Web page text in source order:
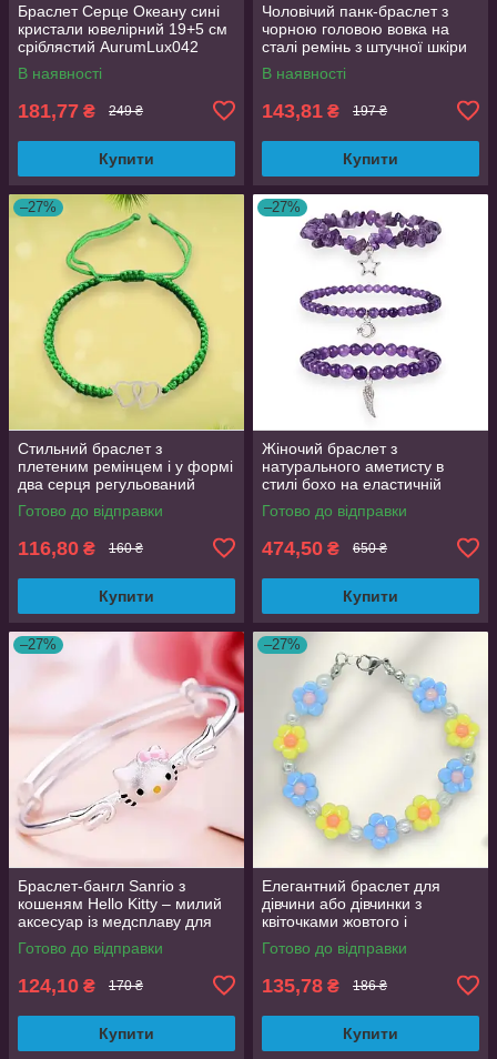
Браслет Серце Океану сині
кристали ювелірний 19+5 см
сріблястий AurumLux042
В наявності
181,77 ₴ 249 ₴
Купити
Чоловічий панк-браслет з
чорною головою вовка на
сталі ремінь з штучної шкіри
ручної роботи HUANMIN
чорний AurumLux4068
В наявності
143,81 ₴ 197 ₴
Купити
–27%
Стильний браслет з
плетеним ремінцем і у формі
два серця регульований
браслет з нержавіючої сталі
Зелений
Готово до відправки
116,80 ₴ 160 ₴
Купити
–27%
Жіночий браслет з
натурального аметисту в
стилі бохо на еластичній
основі з металевою підвіскою
Готово до відправки
474,50 ₴ 650 ₴
Купити
–27%
Браслет-бангл Sanrio з
кошеням Hello Kitty – милий
аксесуар із медсплаву для
дівчат, 6 см діаметр
Готово до відправки
124,10 ₴ 170 ₴
Купити
–27%
Елегантний браслет для
дівчини або дівчинки з
квіточками жовтого і
блакитного кольорів, яскраві
намистинки, сріблястий
Готово до відправки
135,78 ₴ 186 ₴
Купити